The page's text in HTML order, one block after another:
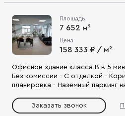
Площадь
7 652 м²
Цена
158 333 ₽ / м²
Офисное здание класса В в 5
Без комиссии - С отделкой -
планировка - Наземный паркинг
кондиционирования, пропускная
доступа, видеонаблюдение -
Заказать звонок